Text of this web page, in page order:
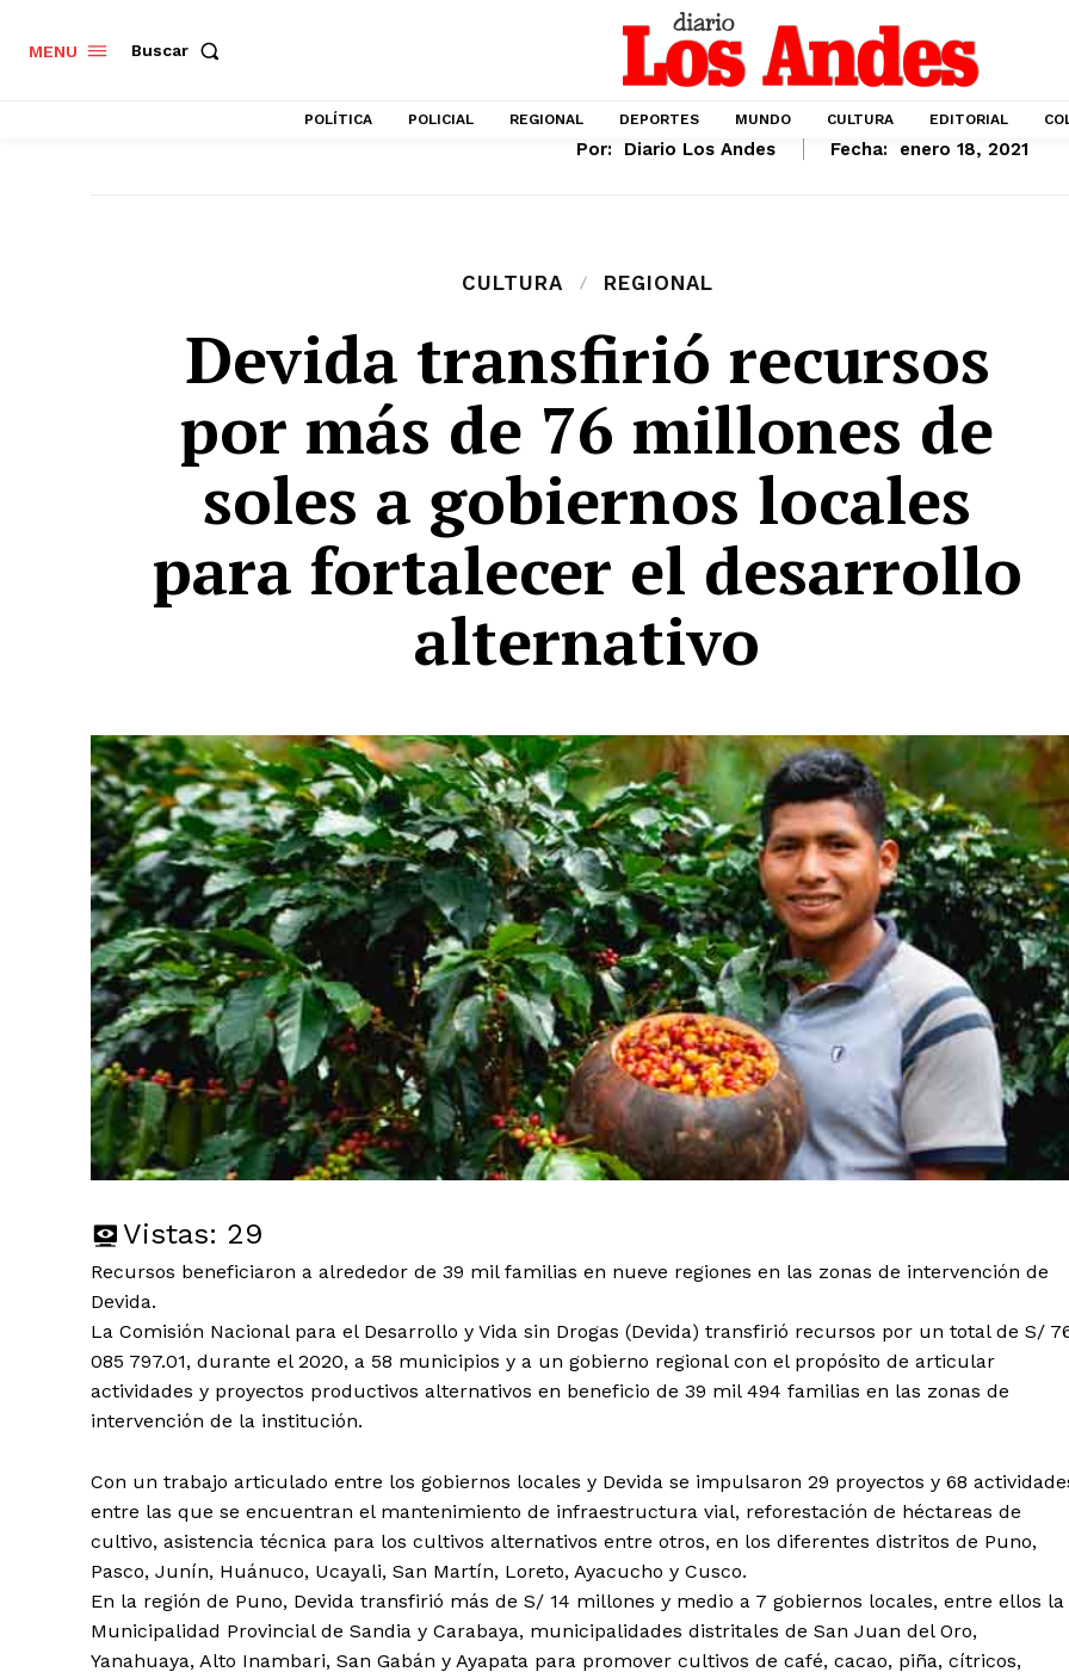
MENU Buscar
POLÍTICA POLICIAL REGIONAL DEPORTES MUNDO CULTURA EDITORIAL
Por: Diario Los Andes Fecha: enero 18, 2021
CULTURA REGIONAL
Devida transfirió recursos
por más de 76 millones de
soles a gobiernos locales
para fortalecer el desarrollo
alternativo
Vistas: 29
Recursos beneficiaron a alrededor de 39 mil familias en nueve regiones en las zonas de intervención de
Devida.
La Comisión Nacional para el Desarrollo y Vida sin Drogas (Devida) transfirió recursos por un total de S/
085 797.01, durante el 2020, a 58 municipios y a un gobierno regional con el propósito de articular
actividades y proyectos productivos alternativos en beneficio de 39 mil 494 familias en las zonas de
intervención de la institución.
Con un trabajo articulado entre los gobiernos locales y Devida se impulsaron 29 proyectos y 68
entre las que se encuentran el mantenimiento de infraestructura vial, reforestación de héctareas de
cultivo, asistencia técnica para los cultivos alternativos entre otros, en los diferentes distritos de Puno,
Pasco, Junín, Huánuco, Ucayali, San Martín, Loreto, Ayacucho y Cusco.
En la región de Puno, Devida transfirió más de S/ 14 millones y medio a 7 gobiernos locales, entre ellos la
Municipalidad Provincial de Sandia y Carabaya, municipalidades distritales de San Juan del Oro,
Yanahuaya, Alto Inambari, San Gabán y Ayapata para promover cultivos de café, cacao, piña, cítricos,